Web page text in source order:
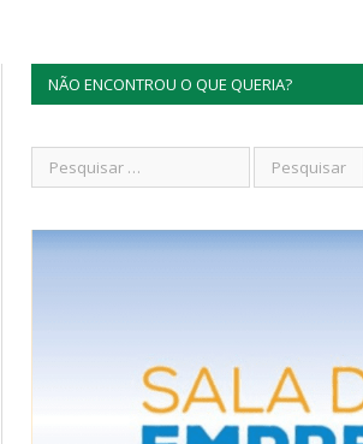
NÃO ENCONTROU O QUE QUERIA?